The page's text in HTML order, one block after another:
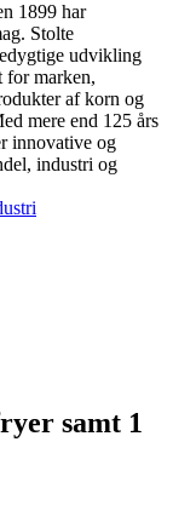
1899 har
Stolte
udvikling
for marken,
af korn og
mere end 125 års
innovative og
industri og
samt 1